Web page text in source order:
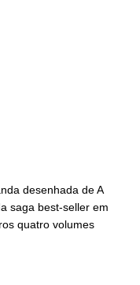
desenhada de A
saga best-seller em
quatro volumes